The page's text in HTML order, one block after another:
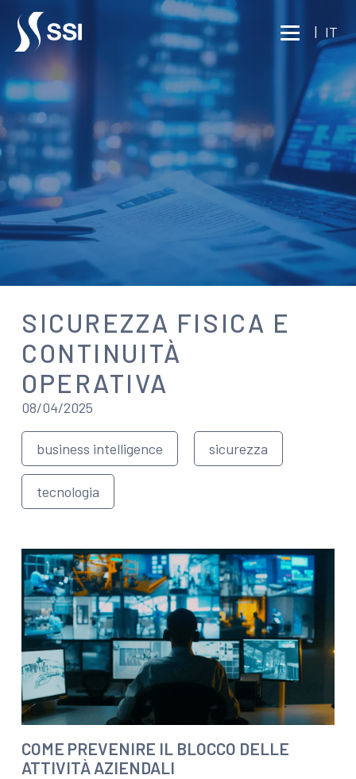
Vai al contenuto principale
| IT
NEWS
SICUREZZA FISICA E
CONTINUITÀ
OPERATIVA
08/04/2025
business intelligence sicurezza
tecnologia
COME PREVENIRE IL BLOCCO DELLE
ATTIVITÀ AZIENDALI